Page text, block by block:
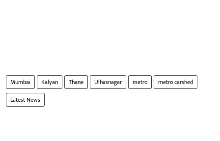
Mumbai Kalyan Thane Ulhasnagar metro
metro carshed
Latest News